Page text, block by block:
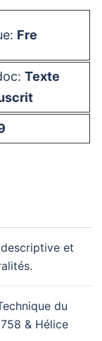
Fre
Texte
et
du
& Hélice